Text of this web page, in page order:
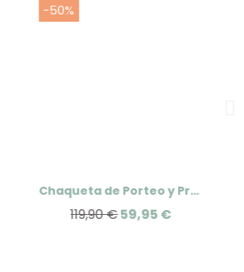
-50%
Chaqueta de Porteo y Premamá Numbat Go Wombat London
119,90 €59,95 €